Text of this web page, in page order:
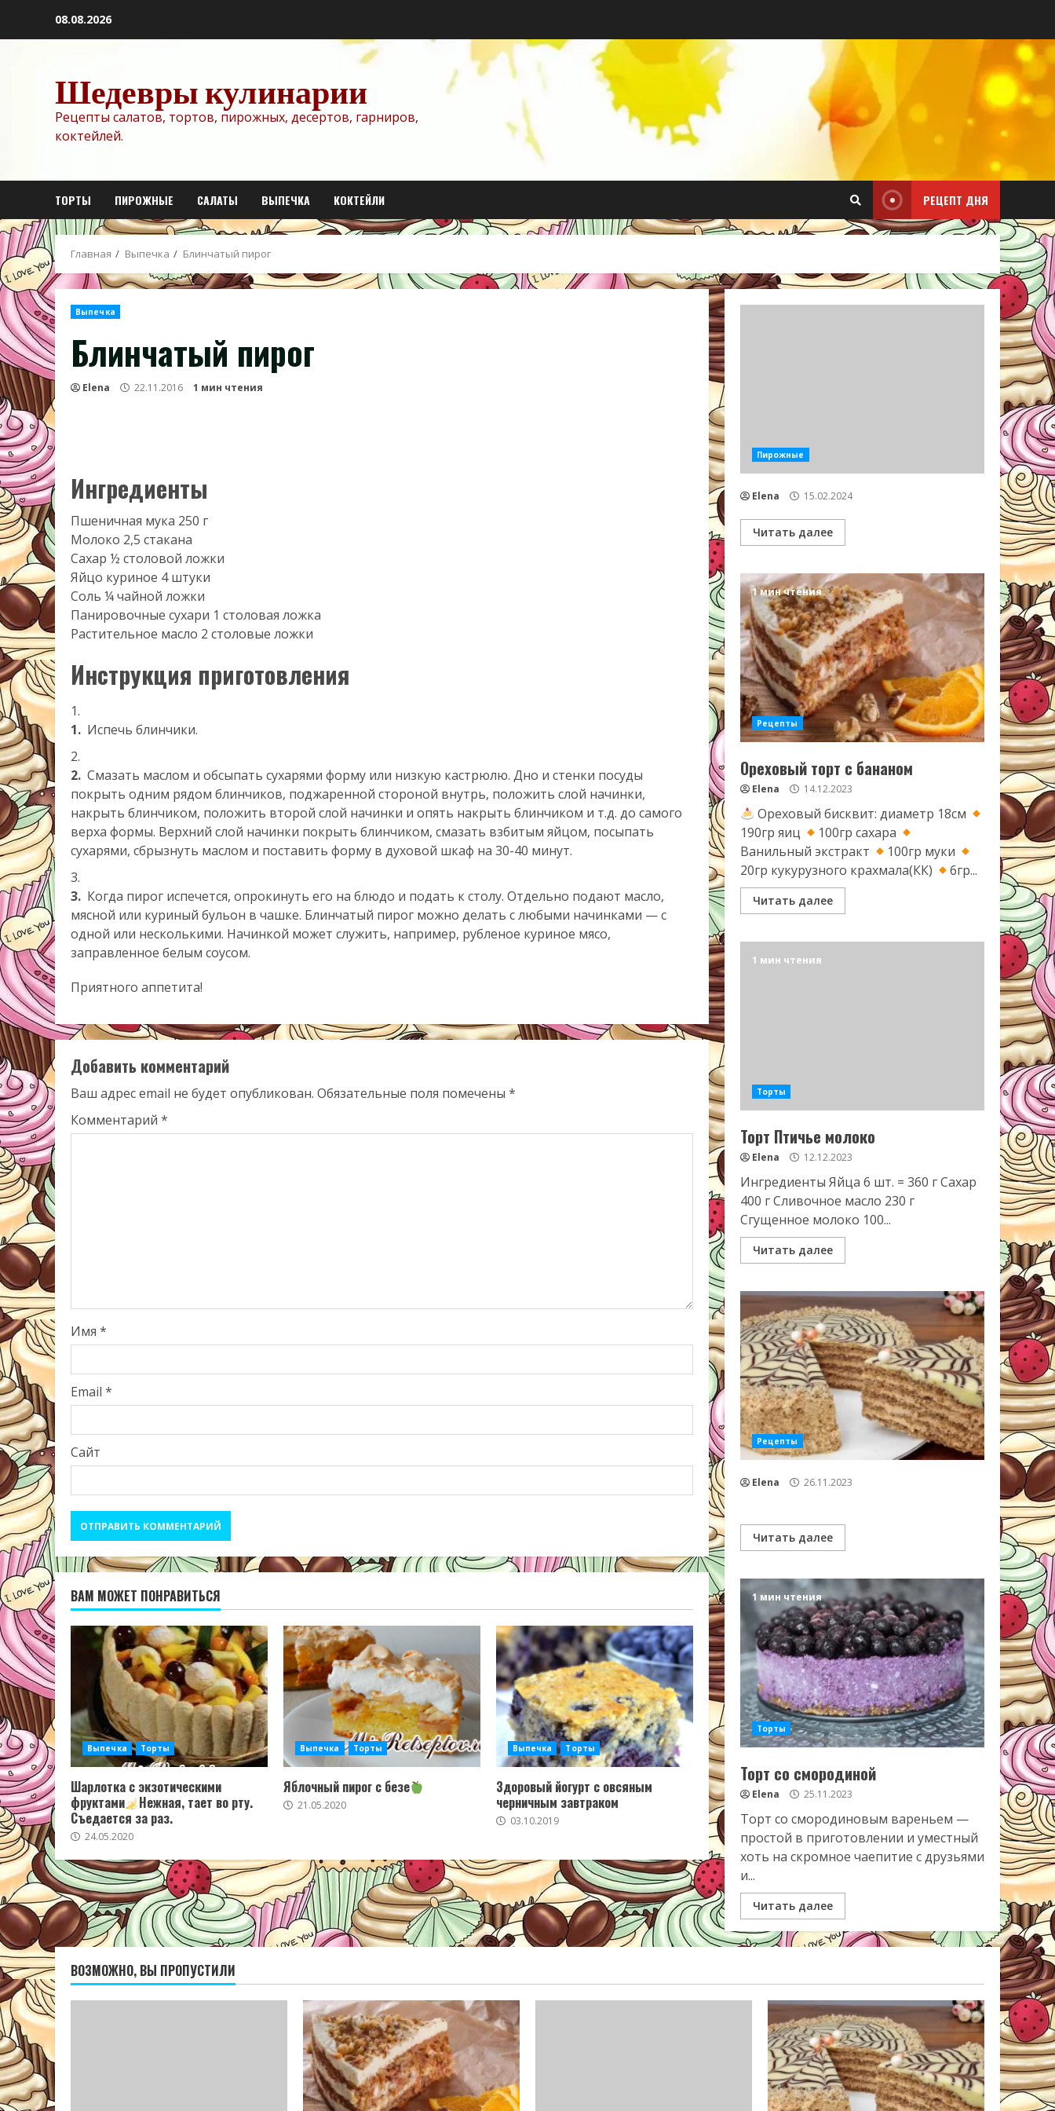
08.08.2026
Шедевры кулинарии
Рецепты салатов, тортов, пирожных, десертов, гарниров,
коктейлей.
ТОРТЫ ПИРОЖНЫЕ САЛАТЫ ВЫПЕЧКА КОКТЕЙЛИ РЕЦЕПТ ДНЯ
Главная Выпечка Блинчатый пирог
Выпечка
Блинчатый пирог
Elena 22.11.2016 1 мин чтения
Ингредиенты
Пшеничная мука 250 г
Молоко 2,5 стакана
Сахар ½ столовой ложки
Яйцо куриное 4 штуки
Соль ¼ чайной ложки
Панировочные сухари 1 столовая ложка
Растительное масло 2 столовые ложки
Инструкция приготовления
1. Испечь блинчики.
2. Смазать маслом и обсыпать сухарями форму или низкую кастрюлю. Дно и стенки посуды
покрыть одним рядом блинчиков, поджаренной стороной внутрь, положить слой начинки,
накрыть блинчиком, положить второй слой начинки и опять накрыть блинчиком и т.д. до самого
верха формы. Верхний слой начинки покрыть блинчиком, смазать взбитым яйцом, посыпать
сухарями, сбрызнуть маслом и поставить форму в духовой шкаф на 30-40 минут.
3. Когда пирог испечется, опрокинуть его на блюдо и подать к столу. Отдельно подают масло,
мясной или куриный бульон в чашке. Блинчатый пирог можно делать с любыми начинками — с
одной или несколькими. Начинкой может служить, например, рубленое куриное мясо,
заправленное белым соусом.
Приятного аппетита!
Добавить комментарий
Ваш адрес email не будет опубликован. Обязательные поля помечены *
Комментарий *
Имя *
Email *
Сайт
ВАМ МОЖЕТ ПОНРАВИТЬСЯ
Выпечка Торты
Шарлотка с экзотическими
фруктами
Нежная, тает во рту.
Съедается за раз.
24.05.2020
Выпечка Торты
Яблочный пирог с безе
21.05.2020
Выпечка Торты
Здоровый йогурт с овсяным
черничным завтраком
03.10.2019
Пирожные
Elena 15.02.2024
Читать далее
1 мин чтения
Рецепты
Ореховый торт с бананом
Elena 14.12.2023
Ореховый бисквит: диаметр 18см
190гр яиц
100гр сахара
Ванильный экстракт
100гр муки
20гр кукурузного крахмала(КК)
6гр...
Читать далее
1 мин чтения
Торты
Торт Птичье молоко
Elena 12.12.2023
Ингредиенты Яйца 6 шт. = 360 г Сахар
400 г Сливочное масло 230 г
Сгущенное молоко 100...
Читать далее
Рецепты
Elena 26.11.2023
Читать далее
1 мин чтения
Торты
Торт со смородиной
Elena 25.11.2023
Торт со смородиновым вареньем —
простой в приготовлении и уместный
хоть на скромное чаепитие с друзьями
и...
Читать далее
ВОЗМОЖНО, ВЫ ПРОПУСТИЛИ